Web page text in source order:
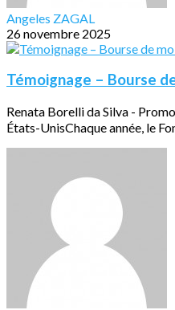
Angeles ZAGAL
26 novembre 2025
Témoignage – Bourse
Renata Borelli da Silva -
États-UnisChaque année, le